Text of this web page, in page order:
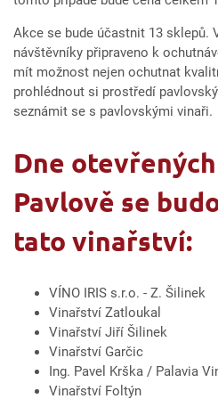
Akce se bude účastnit 13 sklepů.
návštěvníky připraveno k
mít možnost nejen ochutnat
prohlédnout si prostředí
seznámit se s pavlovskými vinaři.
Dne
Pavlově se
tato vinařství:
VÍNO IRIS s.r.o. - Z. Šilinek
Vinařství Zatloukal
Vinařství Jiří Šilinek
Vinařství Garčic
Ing. Pavel Krška / Palavia
Vinařství Foltýn